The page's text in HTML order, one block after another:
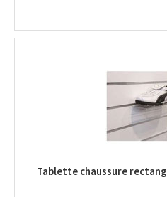
Tablette chaussure